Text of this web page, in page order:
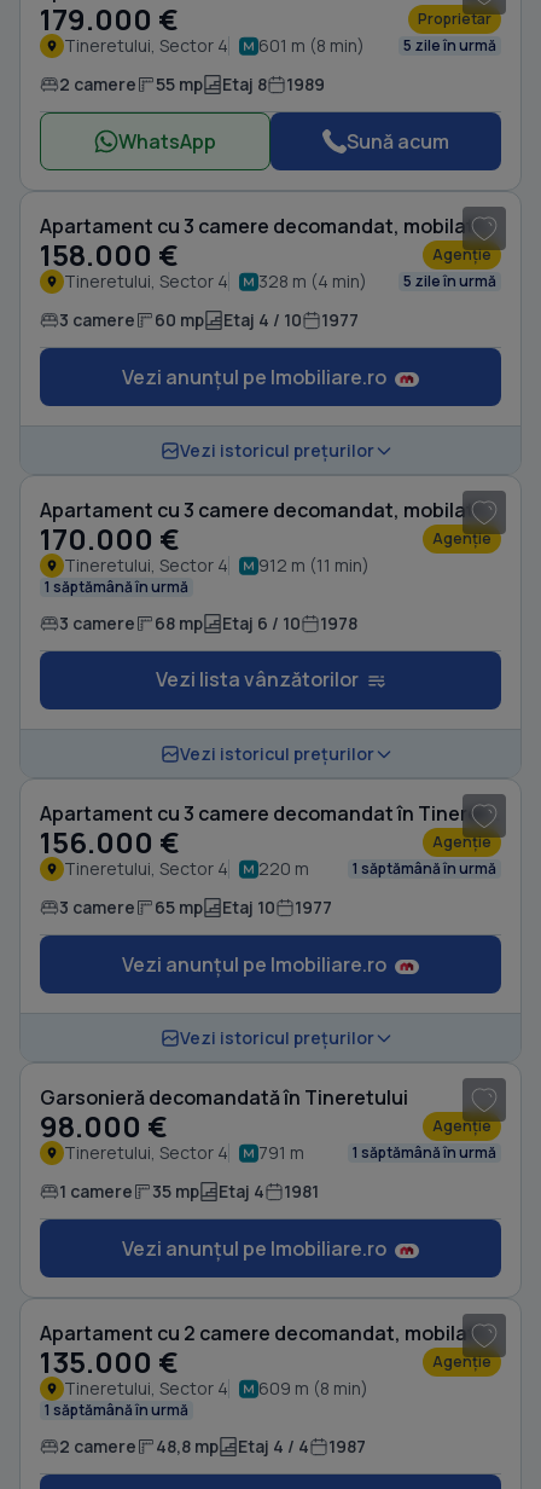
179.000 € Proprietar
Tineretului, Sector 4 601 m (8 min) 5 zile în urmă
2 camere 55 mp Etaj 8 1989
WhatsApp Sună acum
Apartament cu 3 camere decomandat, mobilat în Tineretului
158.000 € Agenție
Tineretului, Sector 4 328 m (4 min) 5 zile în urmă
3 camere 60 mp Etaj 4 / 10 1977
Vezi anunțul pe Imobiliare.ro
Vezi istoricul prețurilor
Apartament cu 3 camere decomandat, mobilat în Tineretului
170.000 € Agenție
Tineretului, Sector 4 912 m (11 min)
1 săptămână în urmă
3 camere 68 mp Etaj 6 / 10 1978
Vezi lista vânzătorilor
Vezi istoricul prețurilor
Apartament cu 3 camere decomandat în Tineretului
156.000 € Agenție
Tineretului, Sector 4 220 m 1 săptămână în urmă
3 camere 65 mp Etaj 10 1977
Vezi anunțul pe Imobiliare.ro
Vezi istoricul prețurilor
Garsonieră decomandată în Tineretului
98.000 € Agenție
Tineretului, Sector 4 791 m 1 săptămână în urmă
1 camere 35 mp Etaj 4 1981
Vezi anunțul pe Imobiliare.ro
Apartament cu 2 camere decomandat, mobilat în Tineretului
135.000 € Agenție
Tineretului, Sector 4 609 m (8 min)
1 săptămână în urmă
2 camere 48,8 mp Etaj 4 / 4 1987